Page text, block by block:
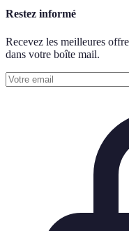
Restez informé
Recevez les meilleures
dans votre boîte mail.